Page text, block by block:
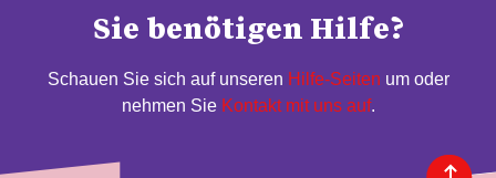
Sie benötigen Hilfe?
Schauen Sie sich auf unseren Hilfe-Seiten um oder
nehmen Sie Kontakt mit uns auf.